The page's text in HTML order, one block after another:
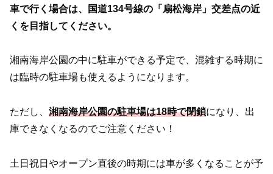
車で行く場合は、国道134号線の「扇松海岸」交差点の近
くを目指してください。
湘南海岸公園の中に駐車ができる予定で、混雑する時期に
は臨時の駐車場も使えるようになります。
ただし、 湘南海岸公園の駐車場は18時で閉鎖になり、出
庫できなくなるのでご注意ください！
土日祝日やオープン直後の時期には車が多くなることが予